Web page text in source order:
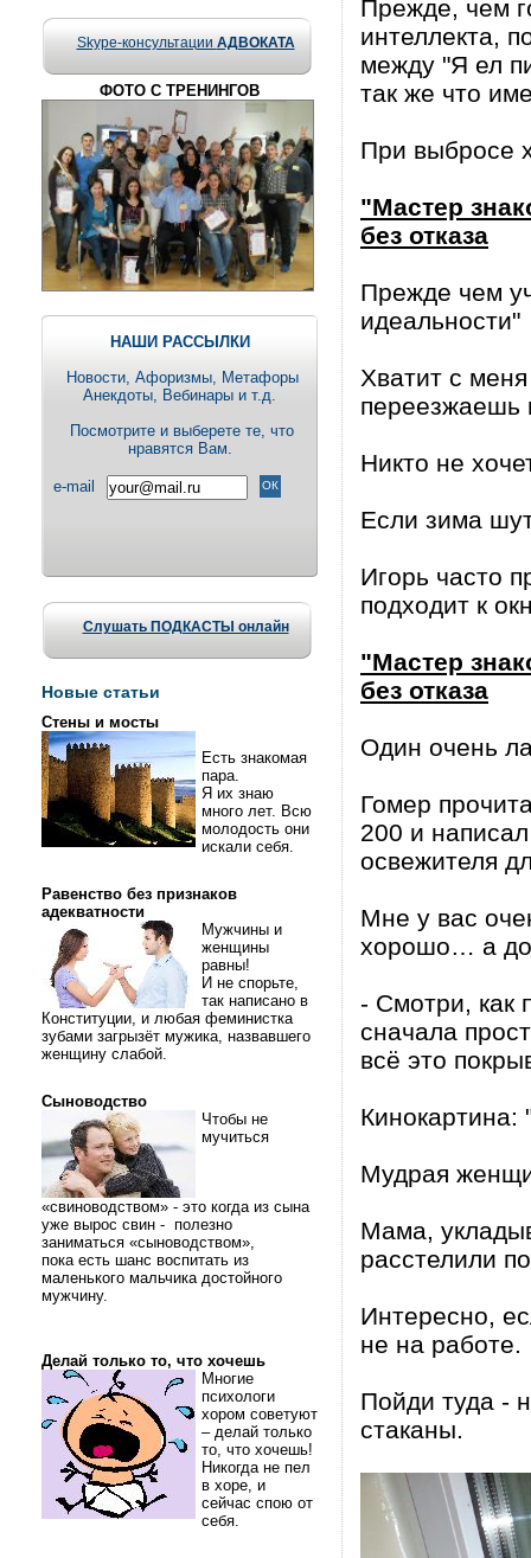
Skype-консультации АДВОКАТА
ФОТО С ТРЕНИНГОВ
НАШИ РАССЫЛКИ
Новости, Aфоризмы, Метафоры
Анекдоты, Вебинары и т.д.
Посмотрите и выберете те, что
нравятся Вам.
e-mail
Слушать ПОДКАСТЫ онлайн
Новые статьи
Стены и мосты
Есть знакомая
пара.
Я их знаю
много лет. Всю
молодость они
искали себя.
Равенство без признаков
адекватности
Мужчины и
женщины
равны!
И не спорьте,
так написано в
Конституции, и любая феминистка
зубами загрызёт мужика, назвавшего
женщину слабой.
Сыноводство
Чтобы не
мучиться
«свиноводством» - это когда из сына
уже вырос свин - полезно
заниматься «сыноводством»,
пока есть шанс воспитать из
маленького мальчика достойного
мужчину.
Делай только то, что хочешь
Многие
психологи
хором советуют
– делай только
то, что хочешь!
Никогда не пел
в хоре, и
сейчас спою от
себя.
Прежде, чем
интеллекта,
между "Я ел
так же что
При выбросе
"Мастер
без отказа
Прежде чем
идеальности"
Хватит с
переезжаешь
Никто не
Если зима
Игорь часто
подходит к
"Мастер
без отказа
Один очень
Гомер
200 и
освежителя
Мне у вас
хорошо… а
- Смотри, как
сначала
всё это
Кинокартина:
Мудрая
Мама,
расстелили
Интересно,
не на работе.
Пойди туда -
стаканы.